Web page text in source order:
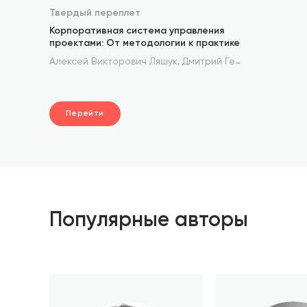
Твердый переплет
Корпоративная система управления
проектами: От методологии к практике
Алексей Викторович Ляшук, Дмитрий Геннадьевич Максин
Перейти
Популярные авторы